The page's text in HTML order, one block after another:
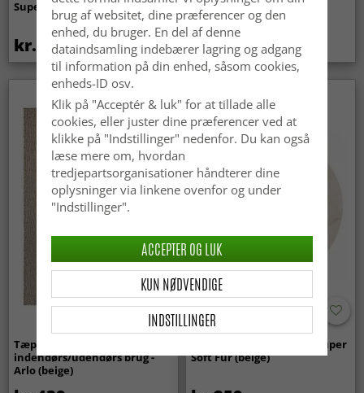
Super Soft Fur (beige)
kr.369
(lyserød)
kr.329 kr.439
Tæpper til
indendørs/udendørs brug -
Arlo (beige)
Runde tæpper - Aranga Super
Soft Fur (beige)
brug af websitet, dine præferencer og den
enhed, du bruger. En del af denne
dataindsamling indebærer lagring og adgang
til information på din enhed, såsom cookies,
enheds-ID osv.
Klik på "Acceptér & luk" for at tillade alle
cookies, eller juster dine præferencer ved at
klikke på "Indstillinger" nedenfor. Du kan også
læse mere om, hvordan
tredjepartsorganisationer håndterer dine
oplysninger via linkene ovenfor og under
"Indstillinger".
INDSTILLINGER
KUN NØDVENDIGE
ACCEPTER OG LUK